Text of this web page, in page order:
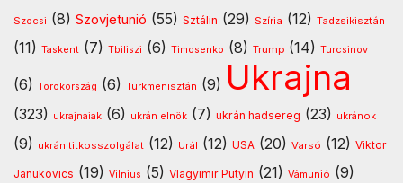
Szocsi (8) Szovjetunió (55) Sztálin (29) Szíria (12) Tadzsikisztán
(11) Taskent (7) Tbiliszi (6) Timosenko (8) Trump (14) Turcsinov
(6) Törökország (6) Türkmenisztán (9) Ukrajna
(323) ukrajnaiak (6) ukrán elnök (7) ukrán hadsereg (23) ukránok
(9) ukrán titkosszolgálat (12) Urál (12) USA (20) Varsó (12) Viktor
Janukovics (19) Vilnius (5) Vlagyimir Putyin (21) Vámunió (9)